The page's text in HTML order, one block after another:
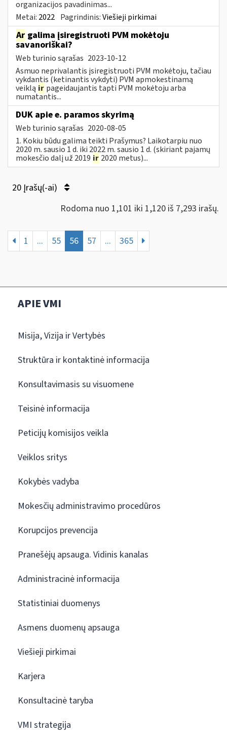
organizacijos pavadinimas...
Metai: 2022 Pagrindinis:Viešieji pirkimai
Ar galima įsiregistruoti PVM mokėtoju
savanoriškai?
Web turinio sąrašas 2023-10-12
Asmuo neprivalantis įsiregistruoti PVM mokėtoju, tačiau
vykdantis (ketinantis vykdyti) PVM apmokestinamą
veiklą ir pageidaujantis tapti PVM mokėtoju arba
numatantis...
DUK apie e. paramos skyrimą
Web turinio sąrašas 2020-08-05
1. Kokiu būdu galima teikti Prašymus? Laikotarpiu nuo
2020 m. sausio 1 d. iki 2022 m. sausio 1 d. (skiriant pajamų
mokesčio dalį už 2019 ir 2020 metus)...
20 Įrašų(-ai)
Rodoma nuo 1,101 iki 1,120 iš 7,293 irašų.
1 ... 55 56 57 ... 365
APIE VMI
Misija, Vizija ir Vertybės
Struktūra ir kontaktinė informacija
Konsultavimasis su visuomene
Teisinė informacija
Peticijų komisijos veikla
Veiklos sritys
Kokybės vadyba
Mokesčių administravimo procedūros
Korupcijos prevencija
Pranešėjų apsauga. Vidinis kanalas
Administracinė informacija
Statistiniai duomenys
Asmens duomenų apsauga
Viešieji pirkimai
Karjera
Konsultacinė taryba
VMI strategija